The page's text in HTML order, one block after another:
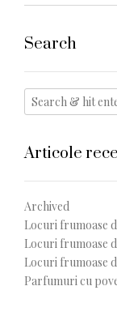
Search
Articole
Archived
Locuri frumoase
Locuri frumoase
Locuri frumoase
Parfumuri cu